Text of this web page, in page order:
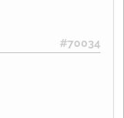
#70034